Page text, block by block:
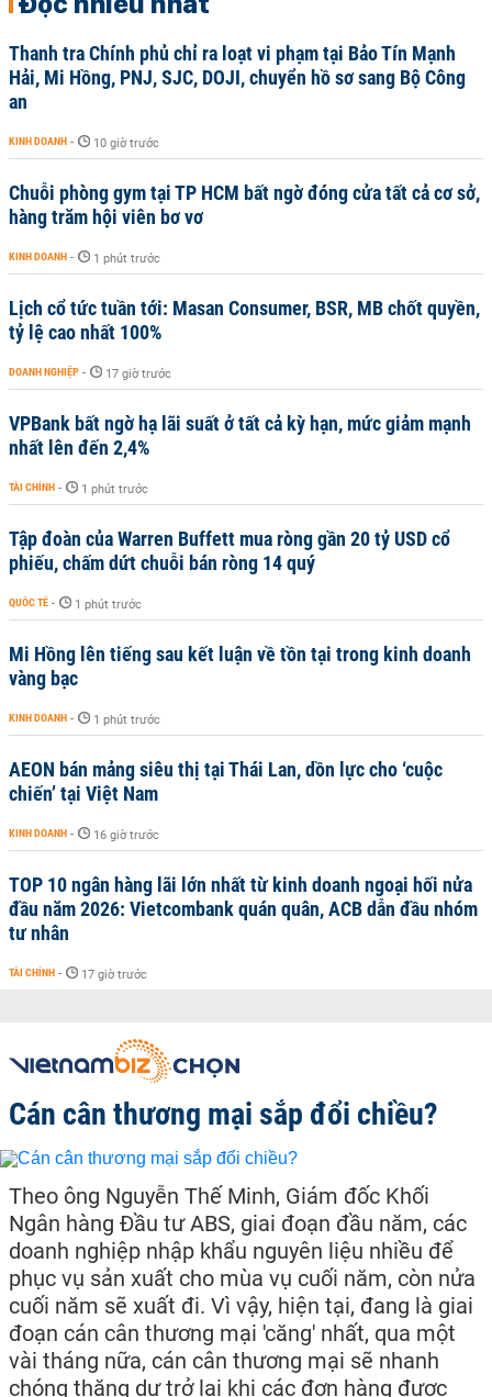
Thanh tra Chính phủ chỉ ra loạt vi phạm tại Bảo Tín Mạnh
Hải, Mi Hồng, PNJ, SJC, DOJI, chuyển hồ sơ sang Bộ Công
an
KINH DOANH - 10 giờ trước
Chuỗi phòng gym tại TP HCM bất ngờ đóng cửa tất cả cơ sở,
hàng trăm hội viên bơ vơ
KINH DOANH - 1 phút trước
Lịch cổ tức tuần tới: Masan Consumer, BSR, MB chốt quyền,
tỷ lệ cao nhất 100%
DOANH NGHIỆP - 17 giờ trước
VPBank bất ngờ hạ lãi suất ở tất cả kỳ hạn, mức giảm mạnh
nhất lên đến 2,4%
TÀI CHÍNH - 1 phút trước
Tập đoàn của Warren Buffett mua ròng gần 20 tỷ USD cổ
phiếu, chấm dứt chuỗi bán ròng 14 quý
QUỐC TẾ - 1 phút trước
Mi Hồng lên tiếng sau kết luận về tồn tại trong kinh doanh
vàng bạc
KINH DOANH - 1 phút trước
AEON bán mảng siêu thị tại Thái Lan, dồn lực cho ‘cuộc
chiến’ tại Việt Nam
KINH DOANH - 16 giờ trước
TOP 10 ngân hàng lãi lớn nhất từ kinh doanh ngoại hối nửa
đầu năm 2026: Vietcombank quán quân, ACB dẫn đầu nhóm
tư nhân
TÀI CHÍNH - 17 giờ trước
Cán cân thương mại sắp đổi chiều?
Theo ông Nguyễn Thế Minh, Giám đốc Khối
Ngân hàng Đầu tư ABS, giai đoạn đầu năm, các
doanh nghiệp nhập khẩu nguyên liệu nhiều để
phục vụ sản xuất cho mùa vụ cuối năm, còn nửa
cuối năm sẽ xuất đi. Vì vậy, hiện tại, đang là giai
đoạn cán cân thương mại 'căng' nhất, qua một
vài tháng nữa, cán cân thương mại sẽ nhanh
chóng thặng dự trở lại khi các đơn hàng được